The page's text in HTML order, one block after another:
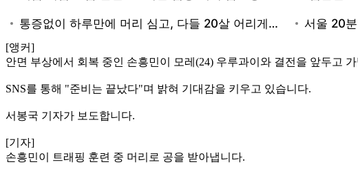
[앵커]
안면 부상에서 회복 중인 손흥민이 모레(24) 우루과이와 결전을 앞두고
SNS를 통해 "준비는 끝났다"며 밝혀 기대감을 키우고 있습니다.
서봉국 기자가 보도합니다.
[기자]
손흥민이 트래핑 훈련 중 머리로 공을 받아냅니다.